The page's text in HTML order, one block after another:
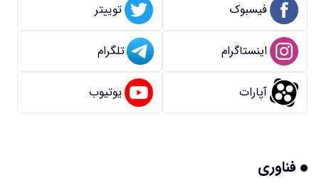
فیسبوک توییتر
اینستاگرام تلگرام
آپارات یوتیوب
فناوری